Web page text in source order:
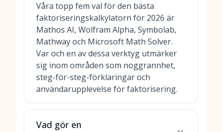
Våra topp fem val för den bästa
faktoriseringskalkylatorn för 2026 är
Mathos AI, Wolfram Alpha, Symbolab,
Mathway och Microsoft Math Solver.
Var och en av dessa verktyg utmärker
sig inom områden som noggrannhet,
steg-för-steg-förklaringar och
användarupplevelse för faktorisering.
Vad gör en